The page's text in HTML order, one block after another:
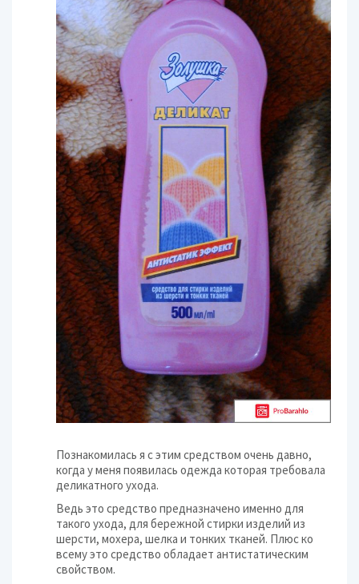
Познакомилась я с этим средством очень давно,
когда у меня появилась одежда которая требовала
деликатного ухода.
Ведь это средство предназначено именно для
такого ухода, для бережной стирки изделий из
шерсти, мохера, шелка и тонких тканей. Плюс ко
всему это средство обладает антистатическим
свойством.